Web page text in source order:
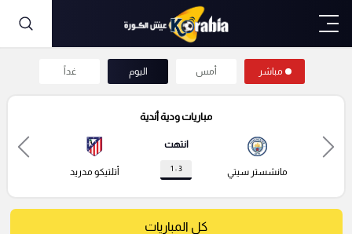
مباشر أمس اليوم غداً
مباريات ودية أندية
مانشستر سيتي
انتهت
3 : 1 أتلتيكو مدريد
كل المباريات